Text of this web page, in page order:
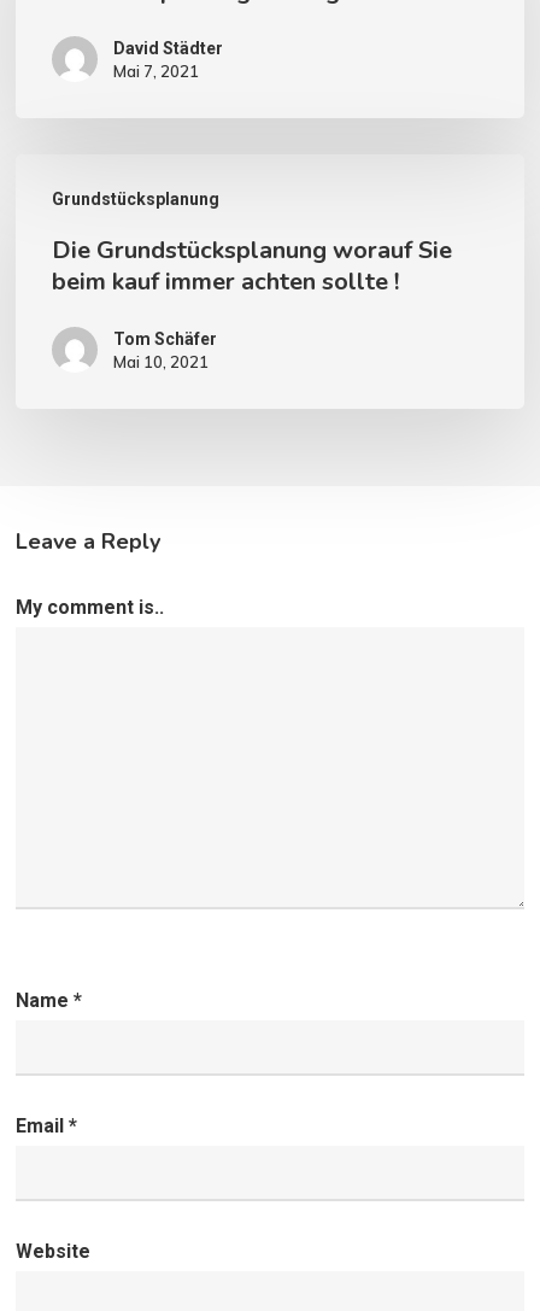
David Städter
Mai 7, 2021
Grundstücksplanung
Grundstücksplanung
worauf
beim
kauf
Die Grundstücksplanung worauf Sie
beim kauf immer achten sollte !
Tom Schäfer
Mai 10, 2021
Leave a Reply
My comment is..
Name*
Email*
Website